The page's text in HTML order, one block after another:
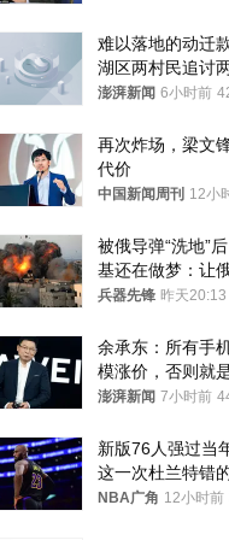
难以落地的动迁
湖区两村民追讨
迁款八年未果
澎湃新闻 6小时前
再次炸场，梁文
代价
中国新闻周刊 12小
被俄导弹“洗地”
基还在做梦：让
季前求和？
兵器先锋 昨天20:13
余承东：所有手
模涨价，否则就
澎湃新闻 7小时前
新版76人强过当
这一次杜兰特错
NBA广角 12小时前